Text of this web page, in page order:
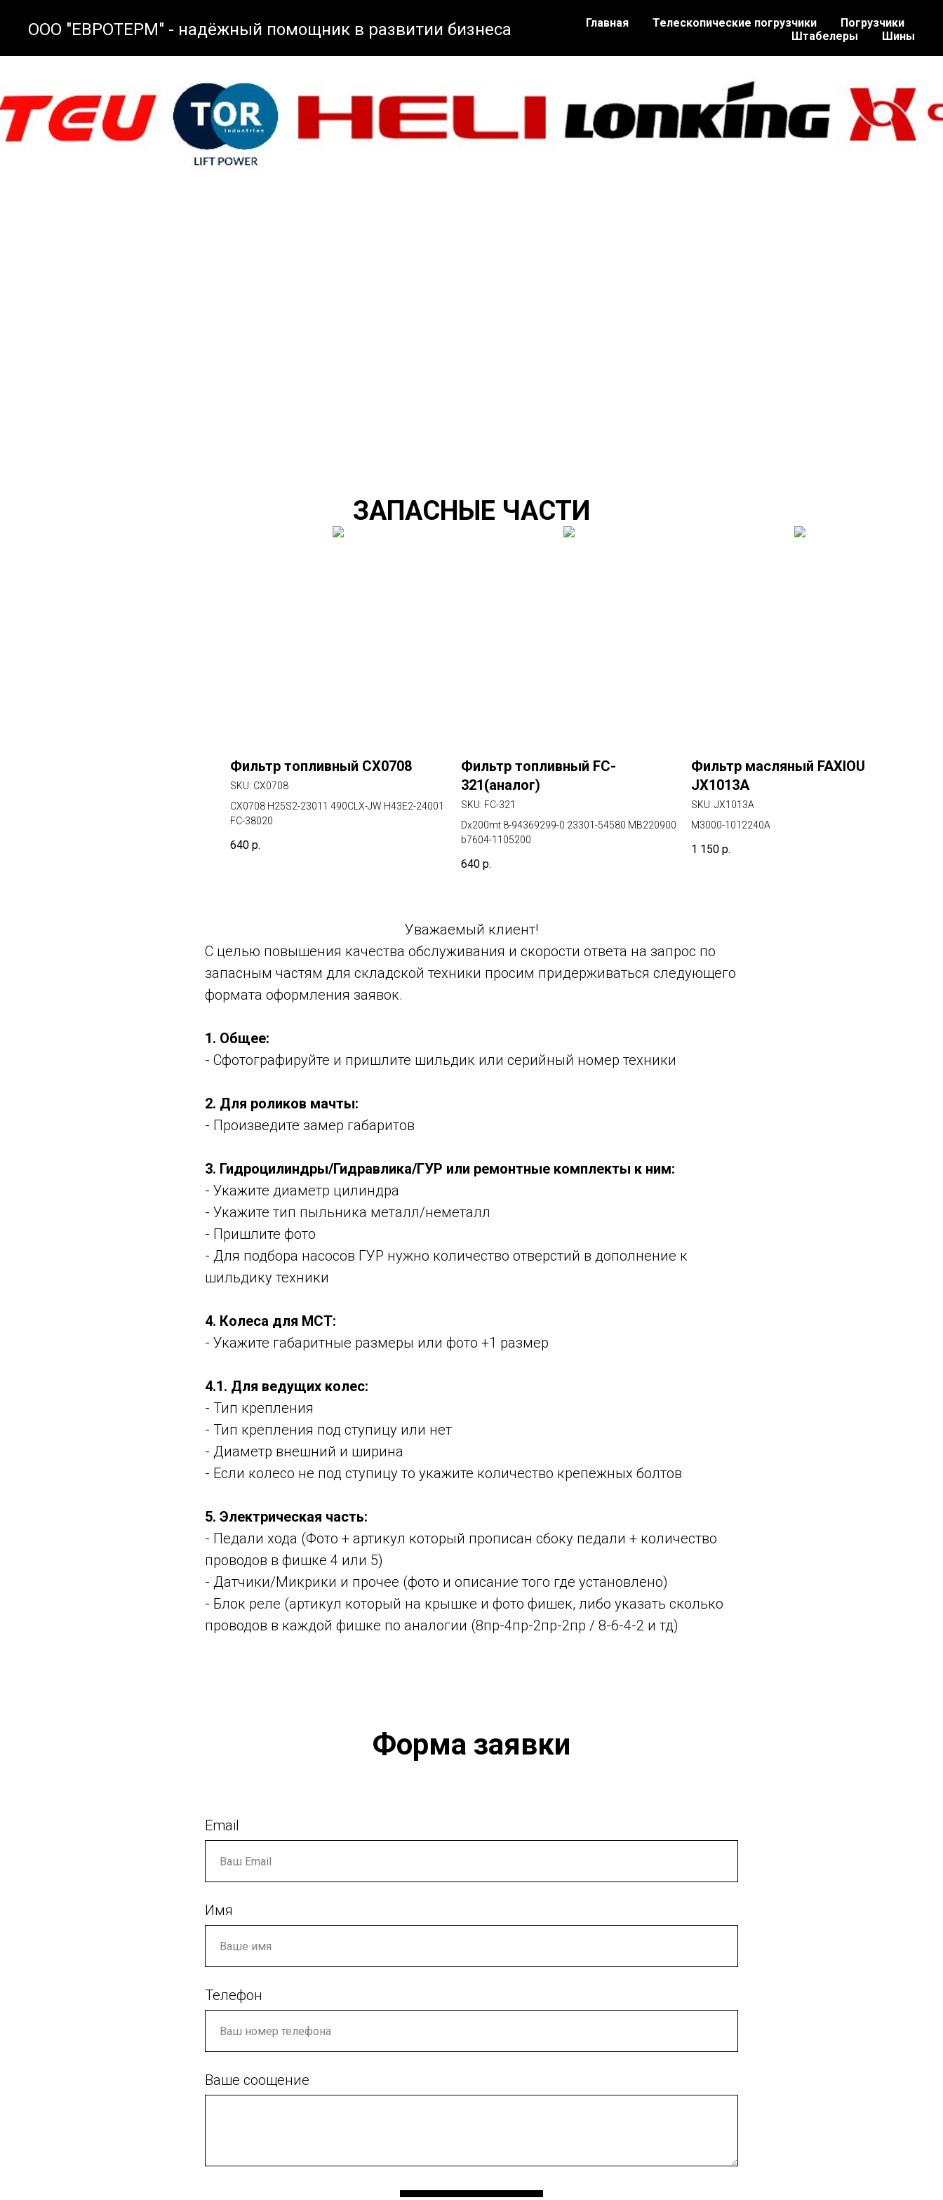
ООО "ЕВРОТЕРМ" - надёжный помощник в развитии бизнеса Главная Телескопические погрузчики
Погрузчики
Штабелеры
Шины
ЗАПАСНЫЕ ЧАСТИ
Фильтр топливный CX0708
SKU: CX0708
CX0708 H25S2-23011 490CLX-JW H43E2-24001
FC-38020
640 р.
Фильтр топливный FC-
321(аналог)
SKU: FC-321
Dx200mt 8-94369299-0 23301-54580 MB220900
b7604-1105200
640 р.
Фильтр масляный FAXIOU
JX1013A
SKU:JX1013A
M3000-1012240A
1 150 р.
Уважаемый клиент!
С целью повышения качества обслуживания и скорости ответа на запрос по
запасным частям для складской техники просим придерживаться следующего
формата оформления заявок.
1. Общее:
- Сфотографируйте и пришлите шильдик или серийный номер техники
2. Для роликов мачты:
- Произведите замер габаритов
3. Гидроцилиндры/Гидравлика/ГУР или ремонтные комплекты к ним:
- Укажите диаметр цилиндра
- Укажите тип пыльника металл/неметалл
- Пришлите фото
- Для подбора насосов ГУР нужно количество отверстий в дополнение к
шильдику техники
4. Колеса для МСТ:
- Укажите габаритные размеры или фото +1 размер
4.1. Для ведущих колес:
- Тип крепления
- Тип крепления под ступицу или нет
- Диаметр внешний и ширина
- Если колесо не под ступицу то укажите количество крепёжных болтов
5. Электрическая часть:
- Педали хода (Фото + артикул который прописан сбоку педали + количество
проводов в фишке 4 или 5)
- Датчики/Микрики и прочее (фото и описание того где установлено)
- Блок реле (артикул который на крышке и фото фишек, либо указать сколько
проводов в каждой фишке по аналогии (8пр-4пр-2пр-2пр / 8-6-4-2 и тд)
Форма заявки
Email
Имя
Телефон
Ваше соощение